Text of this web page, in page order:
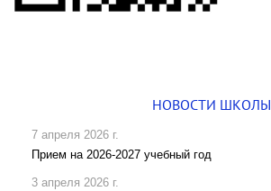
НОВОСТИ ШКОЛЫ
7 апреля 2026 г.
Прием на 2026-2027 учебный год
3 апреля 2026 г.